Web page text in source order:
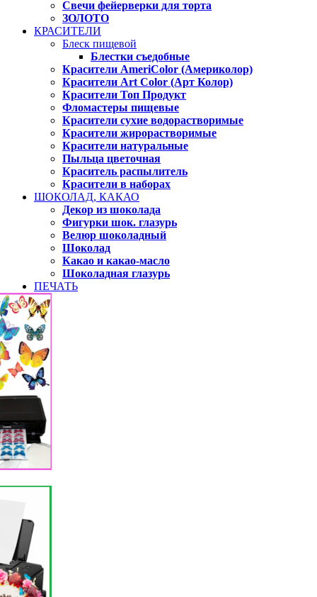
Свечи фейерверки для торта
ЗОЛОТО
КРАСИТЕЛИ
Блеск пищевой
Блестки съедобные
Красители AmeriColor (Америколор)
Красители Art Color (Арт Колор)
Красители Топ Продукт
Фломастеры пищевые
Красители сухие водорастворимые
Красители жирорастворимые
Красители натуральные
Пыльца цветочная
Краситель распылитель
Красители в наборах
ШОКОЛАД, КАКАО
Декор из шоколада
Фигурки шок. глазурь
Велюр шоколадный
Шоколад
Какао и какао-масло
Шоколадная глазурь
ПЕЧАТЬ